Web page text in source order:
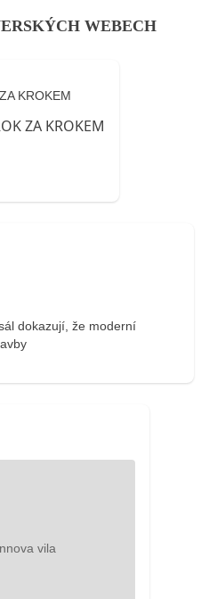
WEBECH
KROKEM
dokazují, že moderní